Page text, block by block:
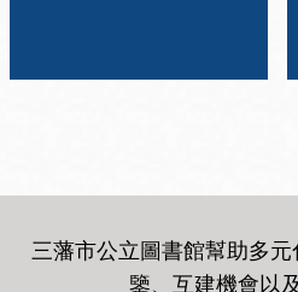
三藩市公立圖書館幫助多
鑒、互建機會以